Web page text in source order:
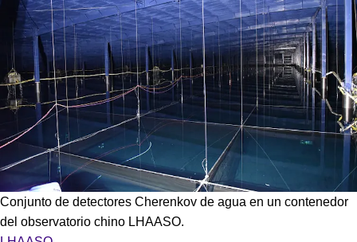
Conjunto de detectores Cherenkov de agua en un contenedor
del observatorio chino LHAASO.